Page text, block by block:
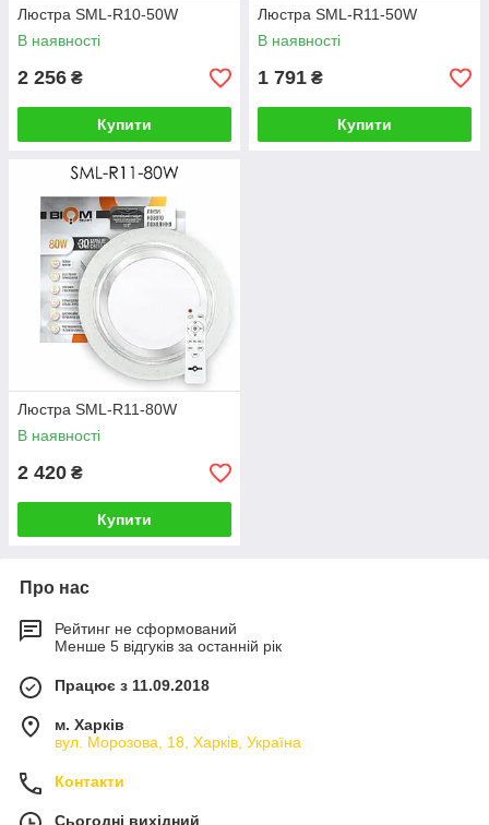
Люстра SML-R10-50W
В наявності
2 256 ₴
Купити
Люстра SML-R11-50W
В наявності
1 791 ₴
Купити
Люстра SML-R11-80W
В наявності
2 420 ₴
Купити
Про нас
Рейтинг не сформований
Менше 5 відгуків за останній рік
Працює з 11.09.2018
м. Харків
вул. Морозова, 18, Харків, Україна
Контакти
Сьогодні вихідний